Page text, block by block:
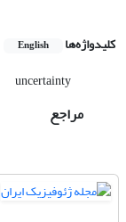
کلیدواژه‌ها English
uncertainty
مراجع